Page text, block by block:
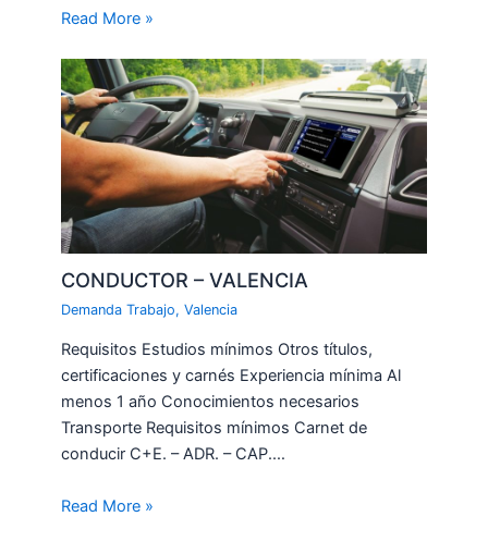
Read More »
CONDUCTOR – VALENCIA
Demanda Trabajo,Valencia
Requisitos Estudios mínimos Otros títulos,
certificaciones y carnés Experiencia mínima Al
menos 1 año Conocimientos necesarios
Transporte Requisitos mínimos Carnet de
conducir C+E. – ADR. – CAP.…
Read More »